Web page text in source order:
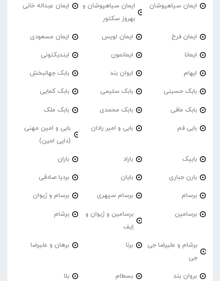
ایمان سیاهپوشان
ایمان سیاهپوشان و
بهروز سکتور
ایمان عبداله خانی
ایمان فرخ ایمان لویس ایمان مسعودی
ایمانا ایمانمون ایندیکتونی
ایهام ایوان بند بابک جهانبخش
بابک حسینی بابک سلیمی بابک کمایی
بابک مافی بابک محمدی بابک ملک
بابی فم بابی و امیر رادان
بابی و امین مهنی
(دایی امین)
بابیک باراد باران
بارن جباری بایان بردیا صادقی
برسام برسام سپهری برسام و ژیوان
برسامین
برسامین و ژیوان و
اِیف
برشام
برشام و علیرضا جی
جی
برنا برهان و علیرضا
بروان بند بسطام بلا